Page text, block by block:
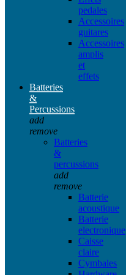
pedales
Accessoires
guitares
Accessoires
amplis
et
effets
Batteries
&
Percussions
add
remove
Batteries
&
percussions
add
remove
Batterie
acoustique
Batterie
electronique
Caisse
claire
Cymbales